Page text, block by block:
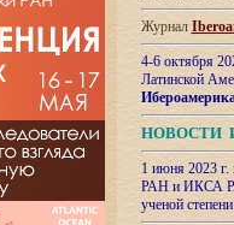
Журнал
4-6 октября
Латинской
НОВОСТИ
1 июня 2023
РАН и ИКСА
ученой